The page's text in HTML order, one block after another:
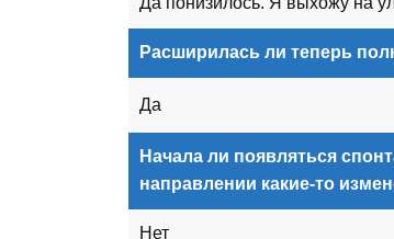
Расширилась ли теперь
Да
Начала ли появляться
направлении какие-то
Нет